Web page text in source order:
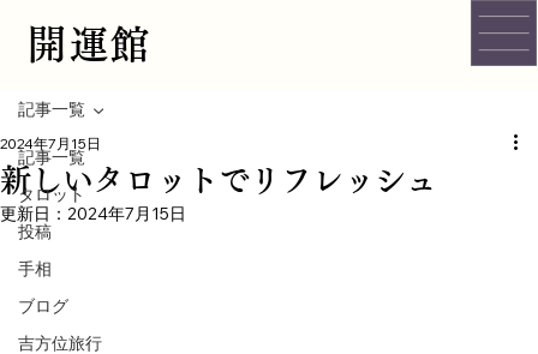
開運館
記事一覧
タロット
投稿
手相
ブログ
吉方位旅行
記事一覧
新しいタロットでリフレッシュ
2024年7月15日
更新日： 2024年7月15日